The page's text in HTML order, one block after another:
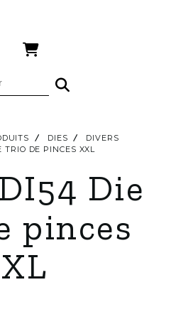
DIES
DIVERS
TRIO DE PINCES XXL
Die
pinces